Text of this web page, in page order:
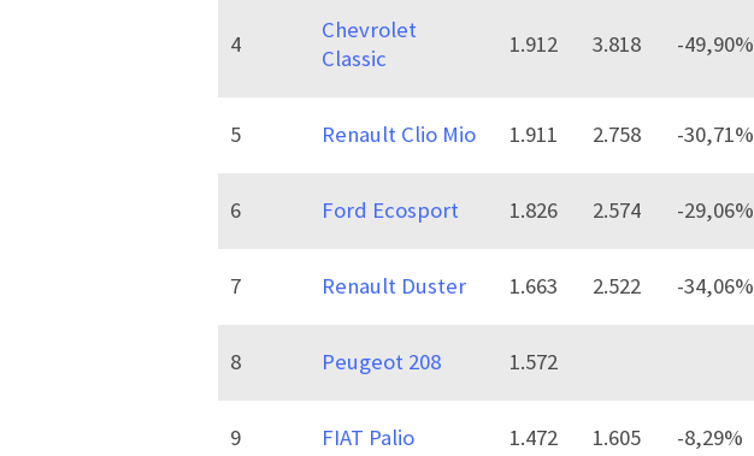
4
Chevrolet
Classic
1.912 3.818 -49,90%
5 Renault Clio Mio 1.911 2.758 -30,71%
6 Ford Ecosport 1.826 2.574 -29,06%
7 Renault Duster 1.663 2.522 -34,06%
8 Peugeot 208 1.572
9 FIAT Palio 1.472 1.605 -8,29%